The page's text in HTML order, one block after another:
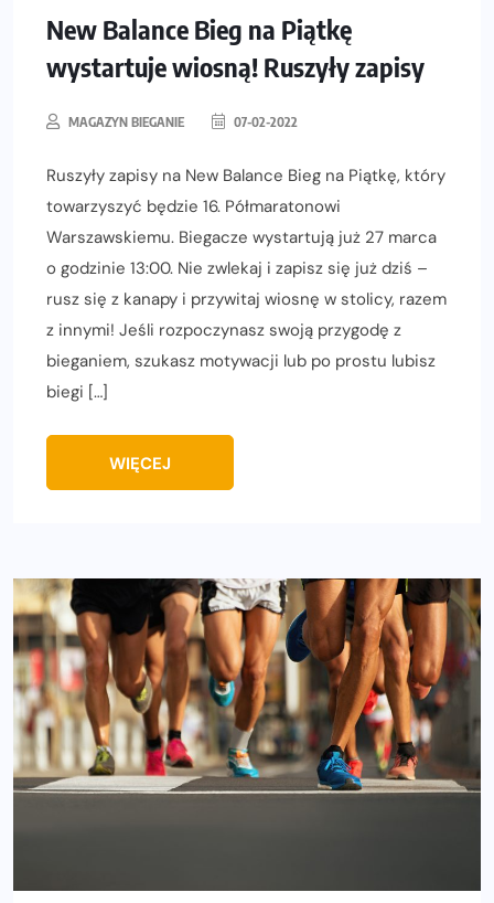
New Balance Bieg na Piątkę
wystartuje wiosną! Ruszyły zapisy
MAGAZYN BIEGANIE 07-02-2022
Ruszyły zapisy na New Balance Bieg na Piątkę, który
towarzyszyć będzie 16. Półmaratonowi
Warszawskiemu. Biegacze wystartują już 27 marca
o godzinie 13:00. Nie zwlekaj i zapisz się już dziś –
rusz się z kanapy i przywitaj wiosnę w stolicy, razem
z innymi! Jeśli rozpoczynasz swoją przygodę z
bieganiem, szukasz motywacji lub po prostu lubisz
biegi […]
WIĘCEJ